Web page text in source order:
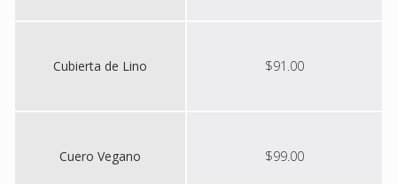
Cubierta de Lino $91.00
Cuero Vegano $99.00